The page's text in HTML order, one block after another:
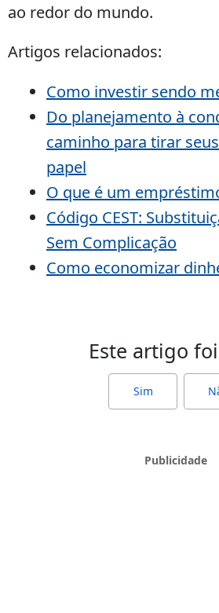
ao redor do mundo.
Artigos relacionados:
Como investir sendo
Do planejamento à
caminho para tirar
papel
O que é um
Código CEST:
Sem Complicação
Como economizar
Este artigo
Sim